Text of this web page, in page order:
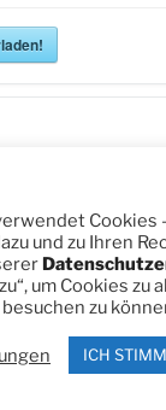
Cookies
und zu Ihren
um Cookies
zu
ICH